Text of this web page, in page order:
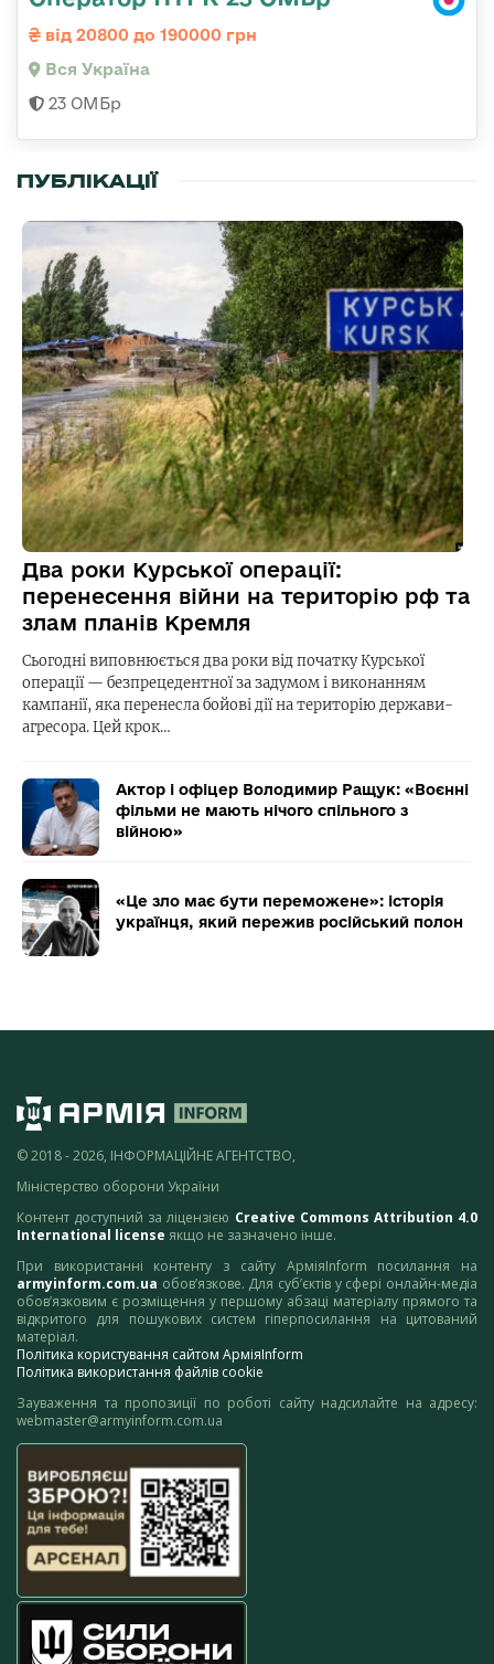
від 20800 до 190000 грн
Вся Україна
23 ОМБр
ПУБЛІКАЦІЇ
Два роки Курської операції:
перенесення війни на територію рф та
злам планів Кремля
Сьогодні виповнюється два роки від початку Курської
операції — безпрецедентної за задумом і виконанням
кампанії, яка перенесла бойові дії на територію держави-
агресора. Цей крок…
Актор і офіцер Володимир Ращук: «Воєнні
фільми не мають нічого спільного з
війною»
«Це зло має бути переможене»: історія
українця, який пережив російський полон
© 2018 - 2026, ІНФОРМАЦІЙНЕ АГЕНТСТВО,
Міністерство оборони України
Контент доступний за ліцензією Creative Commons Attribution 4.0
International license якщо не зазначено інше.
При використанні контенту з сайту АрміяInform посилання на
armyinform.com.ua обов’язкове. Для суб’єктів у сфері онлайн-медіа
обов’язковим є розміщення у першому абзаці матеріалу прямого та
відкритого для пошукових систем гіперпосилання на цитований
матеріал.
Політика користування сайтом АрміяInform
Політика використання файлів cookie
Зауваження та пропозиції по роботі сайту надсилайте на адресу:
webmaster@armyinform.com.ua